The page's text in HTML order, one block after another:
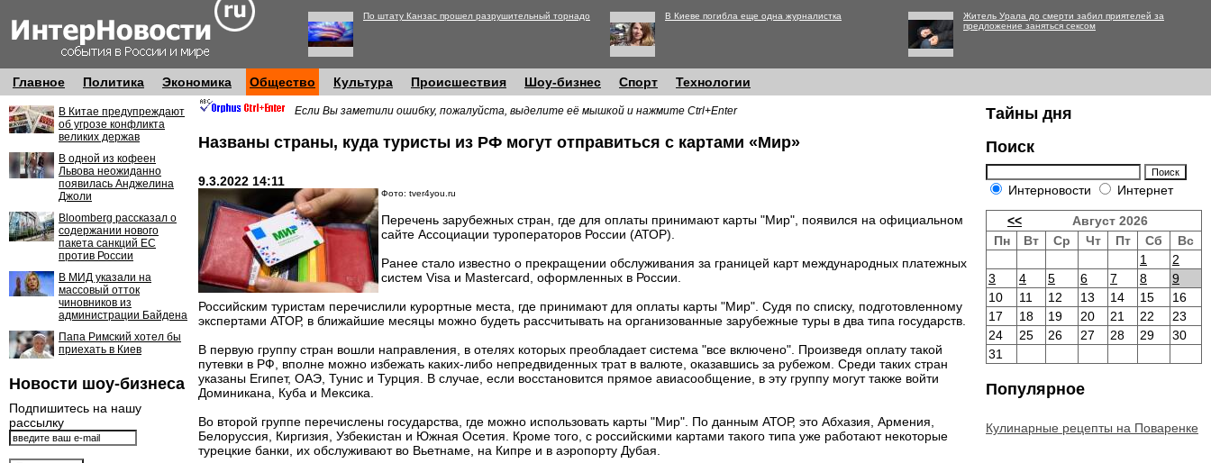
По штату Канзас прошел разрушительный торнадо В Киеве погибла еще одна журналистка
Житель Урала до смерти забил приятелей за
предложение заняться сексом
Главное Политика Экономика Общество Культура Происшествия Шоу-бизнес Спорт Технологии
В Китае предупреждают
об угрозе конфликта
великих держав
В одной из кофеен
Львова неожиданно
появилась Анджелина
Джоли
Bloomberg рассказал о
содержании нового
пакета санкций ЕС
против России
В МИД указали на
массовый отток
чиновников из
администрации Байдена
Папа Римский хотел бы
приехать в Киев
Новости шоу-бизнеса
Подпишитесь на нашу
рассылку
Если Вы заметили ошибку, пожалуйста, выделите её мышкой и нажмите Ctrl+Enter
Названы страны, куда туристы из РФ могут отправиться с картами «Мир»
9.3.2022 14:11
Фото: tver4you.ru
Перечень зарубежных стран, где для оплаты принимают карты "Мир", появился на официальном
сайте Ассоциации туроператоров России (АТОР).
Ранее стало известно о прекращении обслуживания за границей карт международных платежных
систем Visa и Mastercard, оформленных в России.
Российским туристам перечислили курортные места, где принимают для оплаты карты "Мир". Судя по списку, подготовленному
экспертами АТОР, в ближайшие месяцы можно будеть рассчитывать на организованные зарубежные туры в два типа государств.
В первую группу стран вошли направления, в отелях которых преобладает система "все включено". Произведя оплату такой
путевки в РФ, вполне можно избежать каких-либо непредвиденных трат в валюте, оказавшись за рубежом. Среди таких стран
указаны Египет, ОАЭ, Тунис и Турция. В случае, если восстановится прямое авиасообщение, в эту группу могут также войти
Доминикана, Куба и Мексика.
Во второй группе перечислены государства, где можно использовать карты "Мир". По данным АТОР, это Абхазия, Армения,
Белоруссия, Киргизия, Узбекистан и Южная Осетия. Кроме того, с российскими картами такого типа уже работают некоторые
турецкие банки, их обслуживают во Вьетнаме, на Кипре и в аэропорту Дубая.
Тайны дня
Поиск
Интерновости Интернет
<<
Август 2026
Пн
Вт Ср Чт Пт Сб
Вс
1
2
3
4 5 6 7 8
9
10
11 12 13 14 15
16
17
18 19 20 21 22
23
24
25 26 27 28 29
30
31
Популярное
Кулинарные рецепты на Поваренке